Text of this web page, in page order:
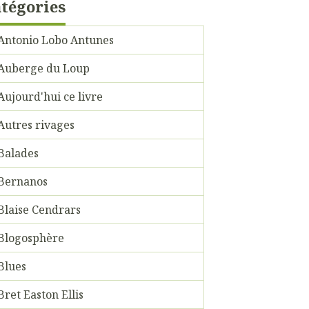
Lobo Antunes
du Loup
ce livre
rivages
Cendrars
Easton Ellis